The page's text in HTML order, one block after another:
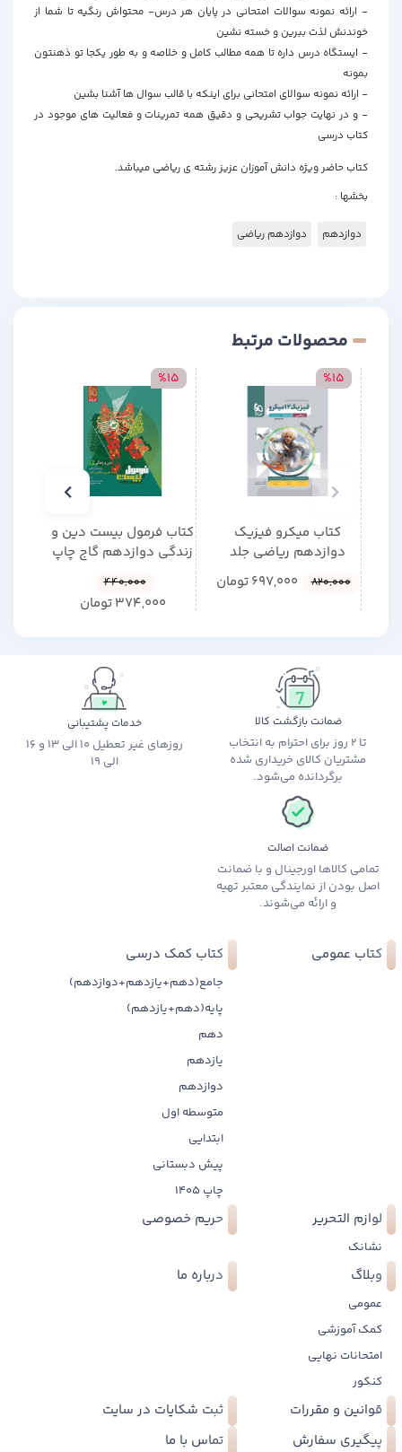
- ارائه نمونه سوالات امتحانی در پایان هر درس- محتواش رنگیه تا شما از
خوندنش لذت ببرین و خسته نشین
- ایستگاه درس داره تا همه مطالب کامل و خلاصه و به طور یکجا تو ذهنتون
بمونه
- ارائه نمونه سوالای امتحانی برای اینکه با قالب سوال ها آشنا بشین
- و در نهایت جواب تشریحی و دقیق همه تمرینات و فعالیت های موجود در
کتاب درسی
کتاب حاضر ویژه دانش آموزان عزیز رشته ی ریاضی میباشد.
بخشها :
دوازدهم دوازدهم ریاضی
محصولات مرتبط
کتاب میکرو فیزیک
دوازدهم ریاضی جلد
پاسخ گاج چاپ 1404
%15
820,000
697,000تومان
کتاب فرمول بیست دین و
زندگی دوازدهم گاج چاپ
%15
440,000
374,000تومان
ضمانت بازگشت کالا
تا 2 روز برای احترام به انتخاب
مشتریان کالای خریداری شده
برگردانده می‌شود.
خدمات پشتیبانی
روزهای غیر تعطیل 10 الی 13 و 16
الی 19
ضمانت اصالت
تمامی کالاها اورجینال و با ضمانت
اصل بودن از نمایندگی معتبر تهیه
و ارائه می‌شوند.
کتاب عمومی کتاب کمک درسی
جامع(دهم+یازدهم+دوازدهم)
پایه(دهم+یازدهم)
دهم
یازدهم
دوازدهم
متوسطه اول
ابتدایی
پیش دبستانی
چاپ 1405
لوازم التحریر
نشانک
حریم خصوصی
وبلاگ
عمومی
کمک آموزشی
امتحانات نهایی
کنکور
درباره ما
قوانین و مقررات
ثبت شکایات در سایت
پیگیری سفارش
تماس با ما